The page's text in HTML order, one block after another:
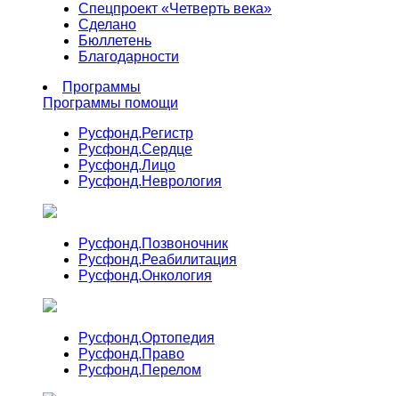
Спецпроект «Четверть века»
Сделано
Бюллетень
Благодарности
Программы
Программы помощи
Русфонд.Регистр
Русфонд.Сердце
Русфонд.Лицо
Русфонд.Неврология
Русфонд.Позвоночник
Русфонд.Реабилитация
Русфонд.Онкология
Русфонд.Ортопедия
Русфонд.Право
Русфонд.Перелом